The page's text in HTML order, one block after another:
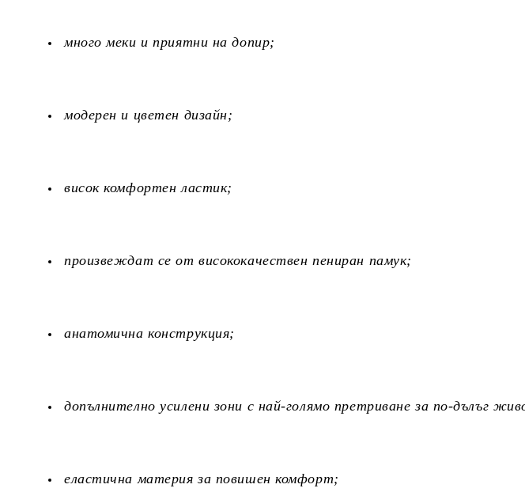
много меки и приятни на допир;
модерен и цветен дизайн;
висок комфортен ластик;
произвеждат се от висококачествен пениран памук;
анатомична конструкция;
допълнително усилени зони с най-голямо претриване за по-дълъг
еластична материя за повишен комфорт;